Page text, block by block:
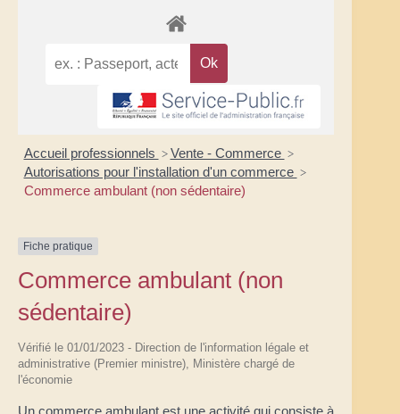
Accueil professionnels > Vente - Commerce >
Autorisations pour l'installation d'un commerce >
Commerce ambulant (non sédentaire)
Fiche pratique
Commerce ambulant (non
sédentaire)
Vérifié le 01/01/2023 - Direction de l'information légale et
administrative (Premier ministre), Ministère chargé de
l'économie